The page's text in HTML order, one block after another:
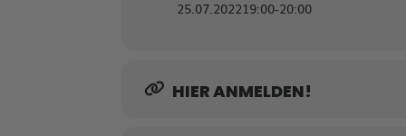
25.07.202219:00-20:00
HIER ANMELDEN!